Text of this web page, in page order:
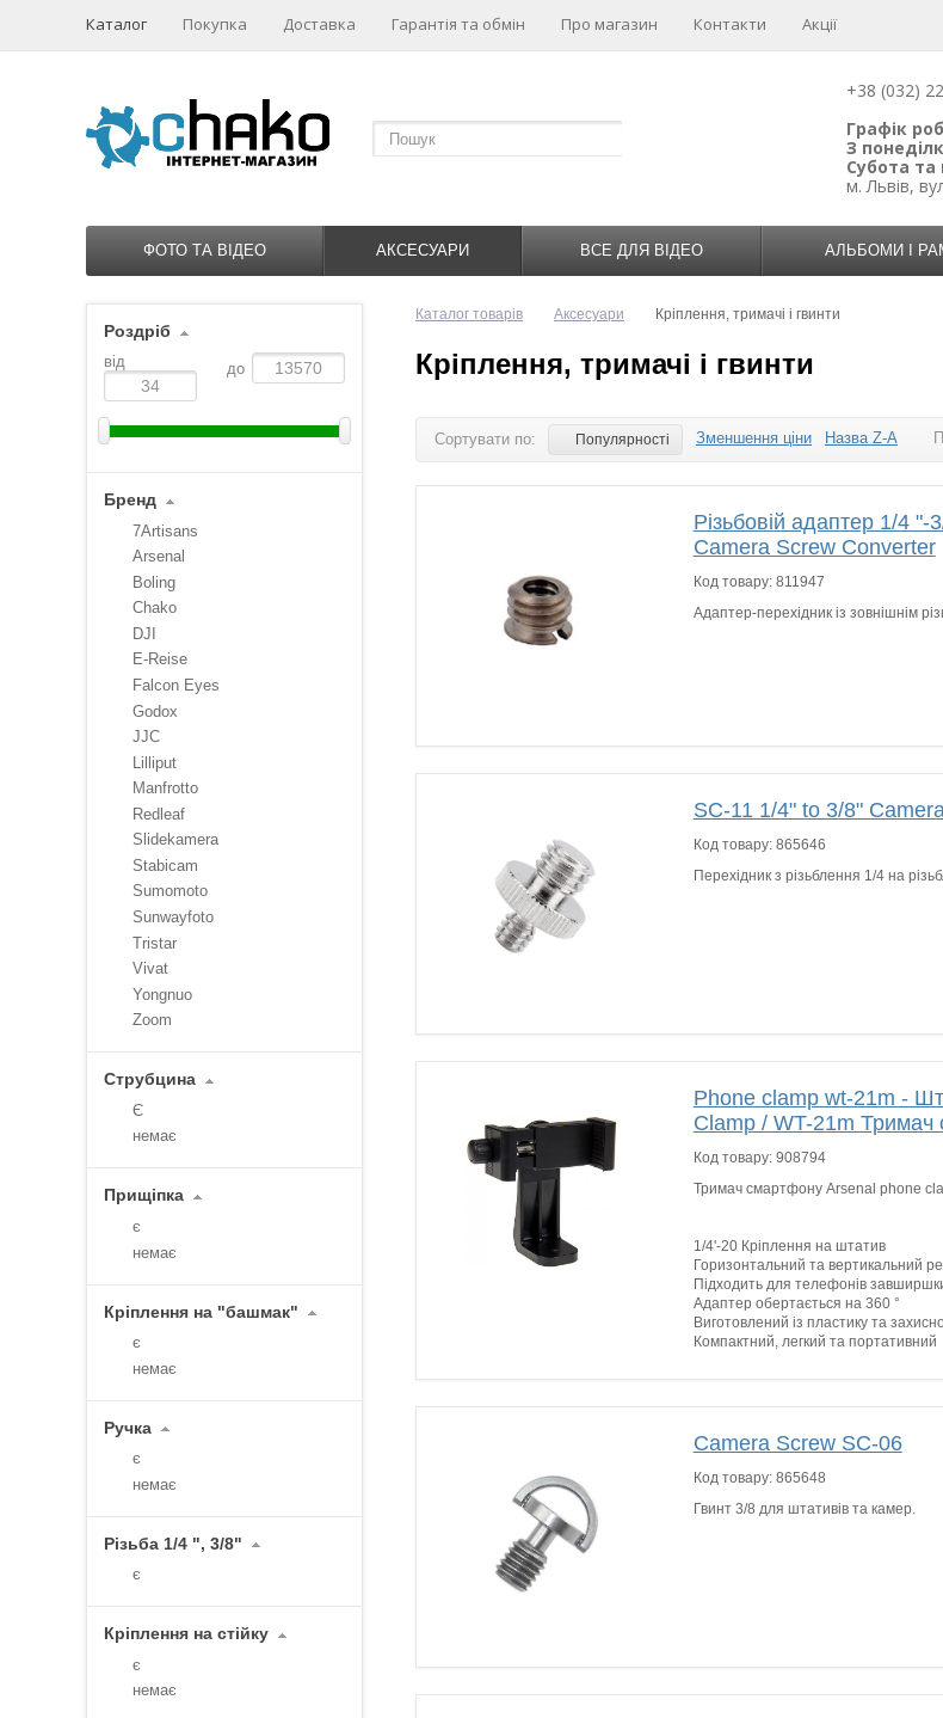
Каталог Покупка Доставка Гарантія та обмін Про магазин Контакти Акції
+38 (032)
Графік
З
Субота та
м. Львів,
ФОТО ТА ВІДЕО АКСЕСУАРИ ВСЕ ДЛЯ ВІДЕО АЛЬБОМИ І
Роздріб
від до
Бренд
7Artisans
Arsenal
Boling
Chako
DJI
E-Reise
Falcon Eyes
Godox
JJC
Lilliput
Manfrotto
Redleaf
Slidekamera
Stabicam
Sumomoto
Sunwayfoto
Tristar
Vivat
Yongnuo
Zoom
Струбцина
Є
немає
Прищіпка
є
немає
Кріплення на "башмак"
є
немає
Ручка
є
немає
Різьба 1/4 ", 3/8"
є
Кріплення на стійку
є
немає
Каталог товарів Аксесуари Кріплення, тримачі і гвинти
Кріплення, тримачі і гвинти
Сортувати по: Популярності Зменшення ціни Назва Z-A
Різьбовій адаптер 1/4
Camera Screw Converter
Код товару: 811947
Адаптер-перехідник із зовнішнім
SC-11 1/4" to 3/8"
Код товару: 865646
Перехідник з різьблення 1/4 на
Phone clamp wt-21m -
Clamp / WT-21m
Код товару: 908794
Тримач смартфону Arsenal phone
1/4'-20 Кріплення на штатив
Горизонтальний та вертикальний
Підходить для телефонів
Адаптер обертається на 360 °
Виготовлений із пластику та
Компактний, легкий та портативний
Camera Screw SC-06
Код товару: 865648
Гвинт 3/8 для штативів та камер.